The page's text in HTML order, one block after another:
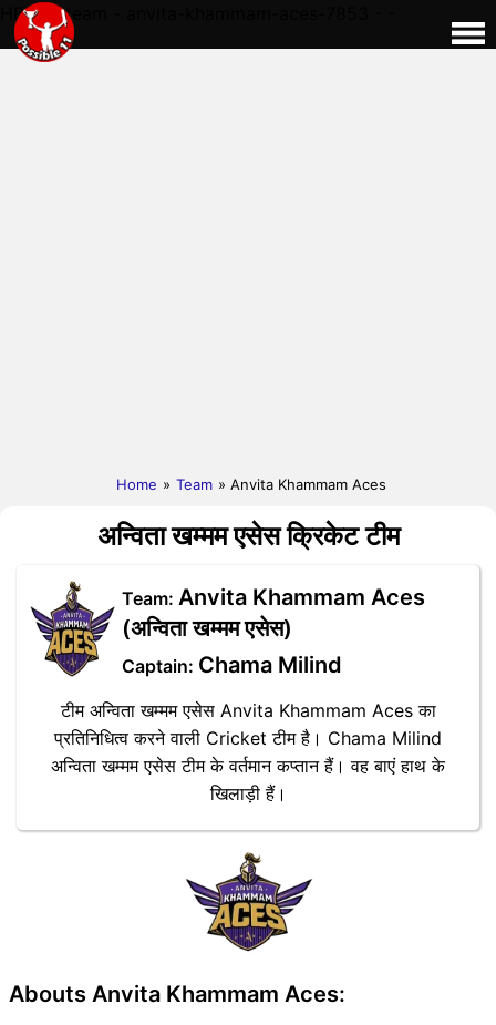
HERE - team - anvita-khammam-aces-7853 - -
Home » Team » Anvita Khammam Aces
अन्विता खम्मम एसेस क्रिकेट टीम
Team: Anvita Khammam Aces
(अन्विता खम्मम एसेस)
Captain: Chama Milind
टीम अन्विता खम्मम एसेस Anvita Khammam Aces का
प्रतिनिधित्व करने वाली Cricket टीम है। Chama Milind
अन्विता खम्मम एसेस टीम के वर्तमान कप्तान हैं। वह बाएं हाथ के
खिलाड़ी हैं।
Abouts Anvita Khammam Aces: